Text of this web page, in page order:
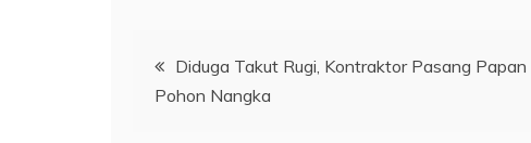
Navigasi
pos
Diduga Takut Rugi, Kontraktor Pasang
Pohon Nangka